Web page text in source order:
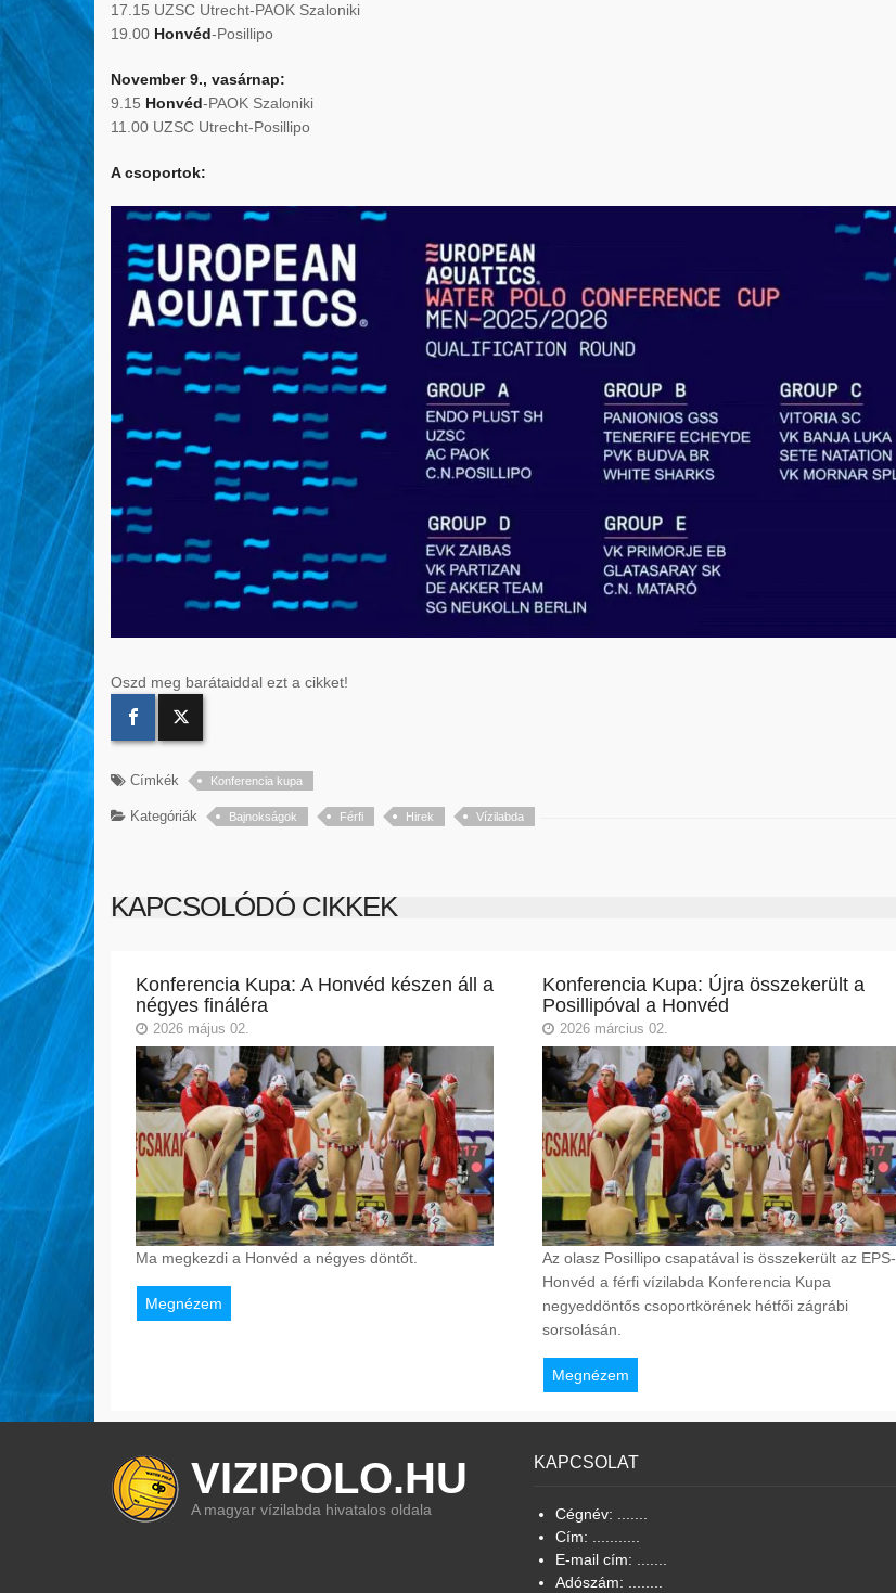
17.15 UZSC Utrecht-PAOK Szaloniki
19.00 Honvéd-Posillipo
November 9., vasárnap:
9.15 Honvéd-PAOK Szaloniki
11.00 UZSC Utrecht-Posillipo
A csoportok:
Oszd meg barátaiddal ezt a cikket!
Címkék Konferencia kupa
Kategóriák Bajnokságok Férfi Hirek Vízilabda
KAPCSOLÓDÓ CIKKEK
Konferencia Kupa: A Honvéd készen áll a
négyes fináléra
2026 május 02.
Ma megkezdi a Honvéd a négyes döntőt.
Megnézem
Konferencia Kupa: Újra összekerült a
Posillipóval a Honvéd
2026 március 02.
Az olasz Posillipo csapatával is összekerült az EPS-
Honvéd a férfi vízilabda Konferencia Kupa
negyeddöntős csoportkörének hétfői zágrábi
sorsolásán.
Megnézem
VIZIPOLO.HU
A magyar vízilabda hivatalos oldala
KAPCSOLAT
Cégnév: .......
Cím: ...........
E-mail cím: .......
Adószám: ........